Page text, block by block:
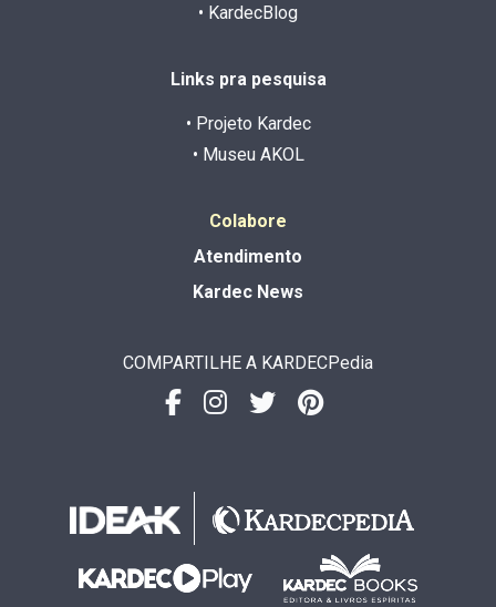
• KardecBlog
Links pra pesquisa
• Projeto Kardec
• Museu AKOL
Colabore
Atendimento
Kardec News
COMPARTILHE A KARDECPedia